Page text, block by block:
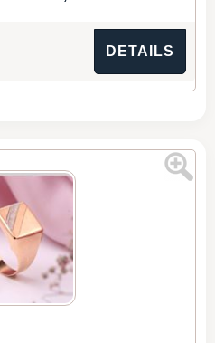
DETAILS